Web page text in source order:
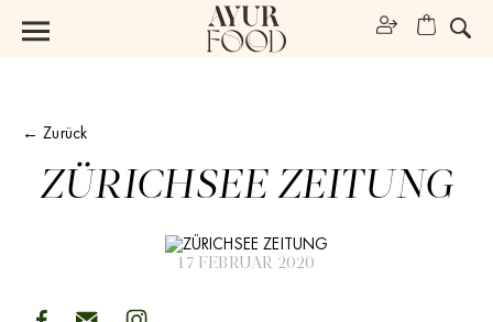
← Zurück
ZÜRICHSEE ZEITUNG
17 FEBRUAR 2020